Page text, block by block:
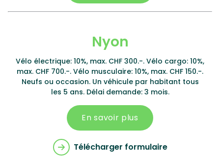
Nyon
Vélo électrique: 10%, max. CHF 300.-. Vélo cargo: 10%,
max. CHF 700.-. Vélo musculaire: 10%, max. CHF 150.-.
Neufs ou occasion. Un véhicule par habitant tous
les 5 ans. Délai demande: 3 mois.
En savoir plus
Télécharger formulaire